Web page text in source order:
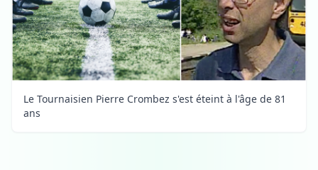
Le Tournaisien Pierre Crombez s'est éteint à l'âge de 81
ans